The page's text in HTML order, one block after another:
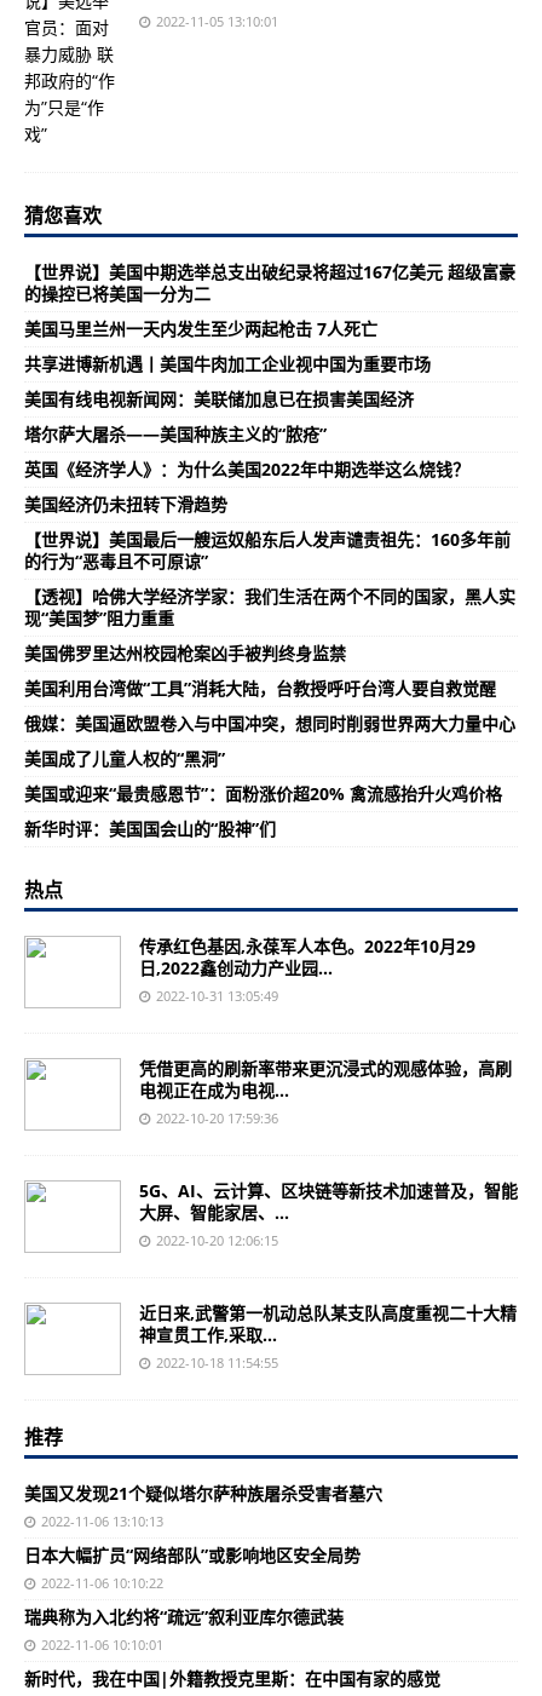
2022-11-05 13:10:01
猜您喜欢
【世界说】美国中期选举总支出破纪录将超过167亿美元 超级富豪
的操控已将美国一分为二
美国马里兰州一天内发生至少两起枪击 7人死亡
共享进博新机遇丨美国牛肉加工企业视中国为重要市场
美国有线电视新闻网：美联储加息已在损害美国经济
塔尔萨大屠杀——美国种族主义的“脓疮”
英国《经济学人》：为什么美国2022年中期选举这么烧钱？
美国经济仍未扭转下滑趋势
【世界说】美国最后一艘运奴船东后人发声谴责祖先：160多年前
的行为“恶毒且不可原谅”
【透视】哈佛大学经济学家：我们生活在两个不同的国家，黑人实
现“美国梦”阻力重重
美国佛罗里达州校园枪案凶手被判终身监禁
美国利用台湾做“工具”消耗大陆，台教授呼吁台湾人要自救觉醒
俄媒：美国逼欧盟卷入与中国冲突，想同时削弱世界两大力量中心
美国成了儿童人权的“黑洞”
美国或迎来“最贵感恩节”：面粉涨价超20% 禽流感抬升火鸡价格
新华时评：美国国会山的“股神”们
热点
传承红色基因,永葆军人本色。2022年10月29
日,2022鑫创动力产业园...
2022-10-31 13:05:49
凭借更高的刷新率带来更沉浸式的观感体验，高刷
电视正在成为电视...
2022-10-20 17:59:36
5G、AI、云计算、区块链等新技术加速普及，智能
大屏、智能家居、...
2022-10-20 12:06:15
近日来,武警第一机动总队某支队高度重视二十大精
神宣贯工作,采取...
2022-10-18 11:54:55
推荐
美国又发现21个疑似塔尔萨种族屠杀受害者墓穴
2022-11-06 13:10:13
日本大幅扩员“网络部队”或影响地区安全局势
2022-11-06 10:10:22
瑞典称为入北约将“疏远”叙利亚库尔德武装
2022-11-06 10:10:01
新时代，我在中国|外籍教授克里斯：在中国有家的感觉